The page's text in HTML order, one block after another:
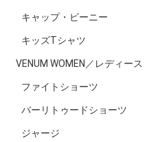
キャップ・ビーニー
キッズTシャツ
VENUM WOMEN／レディース
ファイトショーツ
バーリトゥードショーツ
ジャージ